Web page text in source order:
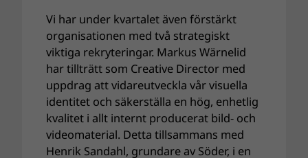
Vi har under kvartalet även förstärkt
organisationen med två strategiskt
viktiga rekryteringar. Markus Wärnelid
har tillträtt som Creative Director med
uppdrag att vidareutveckla vår visuella
identitet och säkerställa en hög, enhetlig
kvalitet i allt internt producerat bild- och
videomaterial. Detta tillsammans med
Henrik Sandahl, grundare av Söder, i en